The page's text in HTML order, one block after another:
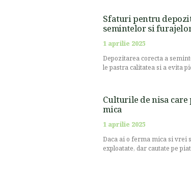
Sfaturi pentru
semintelor si
1 aprilie 2025
Depozitarea corecta a
le pastra calitatea si a evita
Culturile de nisa
mica
1 aprilie 2025
Daca ai o ferma mica si vrei
exploatate, dar cautate pe